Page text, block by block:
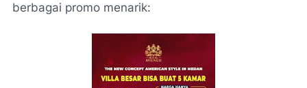
berbagai promo menarik: